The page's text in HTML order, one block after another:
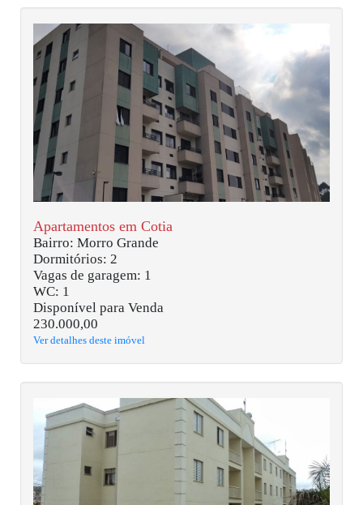
Apartamentos em Cotia
Bairro: Morro Grande
Dormitórios: 2
Vagas de garagem: 1
WC: 1
Disponível para Venda
230.000,00
Ver detalhes deste imóvel